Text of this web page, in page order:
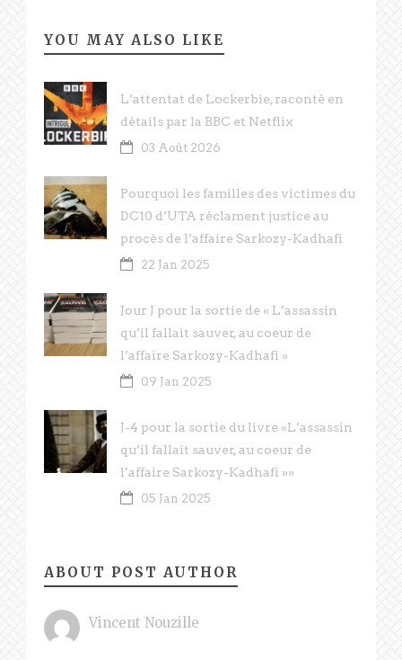
YOU MAY ALSO LIKE
L’attentat de Lockerbie, raconté en
détails par la BBC et Netflix
03 Août 2026
Pourquoi les familles des victimes du
DC10 d’UTA réclament justice au
procès de l’affaire Sarkozy-Kadhafi
22 Jan 2025
Jour J pour la sortie de « L’assassin
qu’il fallait sauver, au coeur de
l’affaire Sarkozy-Kadhafi »
09 Jan 2025
J-4 pour la sortie du livre «L’assassin
qu’il fallait sauver, au coeur de
l’affaire Sarkozy-Kadhafi »»
05 Jan 2025
ABOUT POST AUTHOR
Vincent Nouzille